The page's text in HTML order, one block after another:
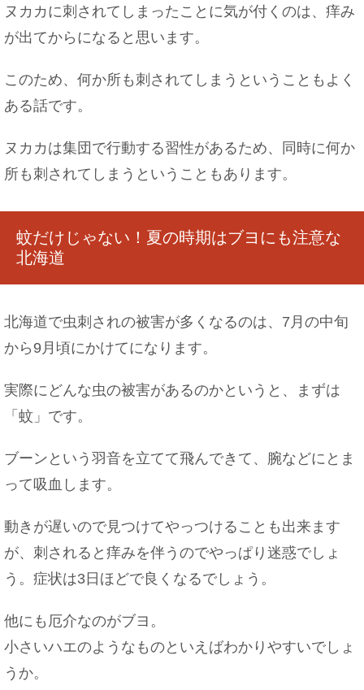
ヌカカに刺されてしまったことに気が付くのは、痒み
が出てからになると思います。
このため、何か所も刺されてしまうということもよく
ある話です。
ヌカカは集団で行動する習性があるため、同時に何か
所も刺されてしまうということもあります。
蚊だけじゃない！夏の時期はブヨにも注意な
北海道
北海道で虫刺されの被害が多くなるのは、7月の中旬
から9月頃にかけてになります。
実際にどんな虫の被害があるのかというと、まずは
「蚊」です。
ブーンという羽音を立てて飛んできて、腕などにとま
って吸血します。
動きが遅いので見つけてやっつけることも出来ます
が、刺されると痒みを伴うのでやっぱり迷惑でしょ
う。症状は3日ほどで良くなるでしょう。
他にも厄介なのがブヨ。
小さいハエのようなものといえばわかりやすいでしょ
うか。